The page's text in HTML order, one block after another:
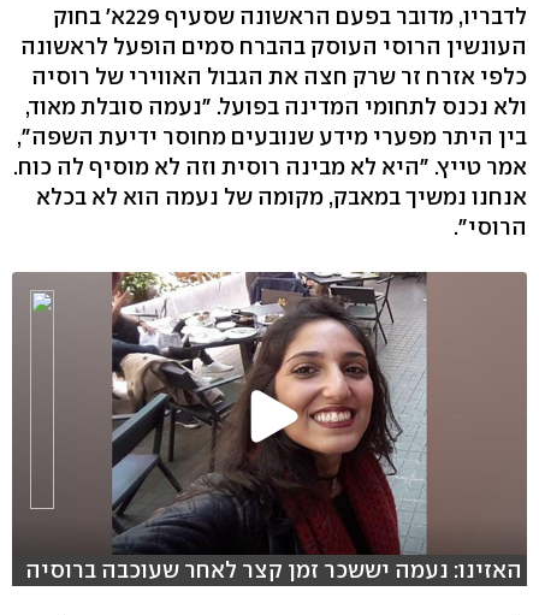
לדבריו, מדובר בפעם הראשונה שסעיף 229א' בחוק
העונשין הרוסי העוסק בהברח סמים הופעל לראשונה
כלפי אזרח זר שרק חצה את הגבול האווירי של רוסיה
ולא נכנס לתחומי המדינה בפועל. "נעמה סובלת מאוד,
בין היתר מפערי מידע שנובעים מחוסר ידיעת השפה",
אמר טייץ. "היא לא מבינה רוסית וזה לא מוסיף לה כוח.
אנחנו נמשיך במאבק, מקומה של נעמה הוא לא בכלא
הרוסי".
האזינו: נעמה יששכר זמן קצר לאחר שעוכבה ברוסיה